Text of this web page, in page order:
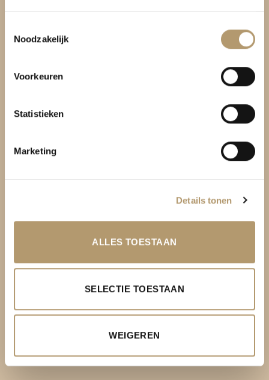
Noodzakelijk
Voorkeuren
Statistieken
Marketing
Details tonen
ALLES TOESTAAN
SELECTIE TOESTAAN
WEIGEREN
T:06-22288833
Garantie
Privacy Policy
Algemene voorwaarden
Mijn Account